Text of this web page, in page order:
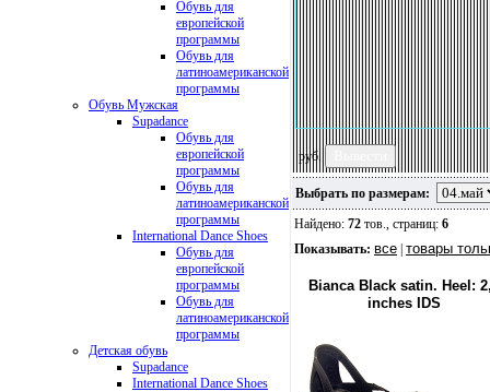
Обувь для
европейской
программы
Обувь для
латиноамериканской
программы
Обувь Мужская
Supadance
Обувь для
европейской
программы
Обувь для
латиноамериканской
программы
International Dance Shoes
Обувь для
европейской
программы
Обувь для
латиноамериканской
программы
Детская обувь
Supadance
International Dance Shoes
руб.
Выбрать по размерам:
Найдено: 72 тов., страниц: 6
Показывать: все товары
Bianca Black satin. Heel:
inches IDS